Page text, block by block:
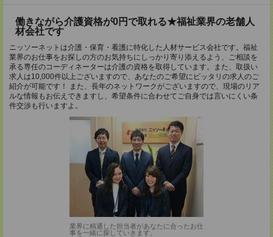
働きながら介護資格が0円で取れる★福祉業界の老舗人
材会社です
ニッソーネットは介護・保育・看護に特化した人材サービス会社です。福祉
業界のお仕事をお探しの方のお気持ちにしっかり寄り添えるよう、ご相談を
承る専任のコーディネーターは介護の資格を取得しています。また、取扱い
求人は10,000件以上ございますので、あなたのご希望にピッタリの求人のご
紹介が可能です！ また、長年のネットワークがございますので、現場のリア
ルな情報もお伝えできますし、希望条件に合わせてご自身では言いにくい条
件交渉も行いますよ。
業界に精通した担当者があなたに合ったお仕
事を一緒に探していきます。